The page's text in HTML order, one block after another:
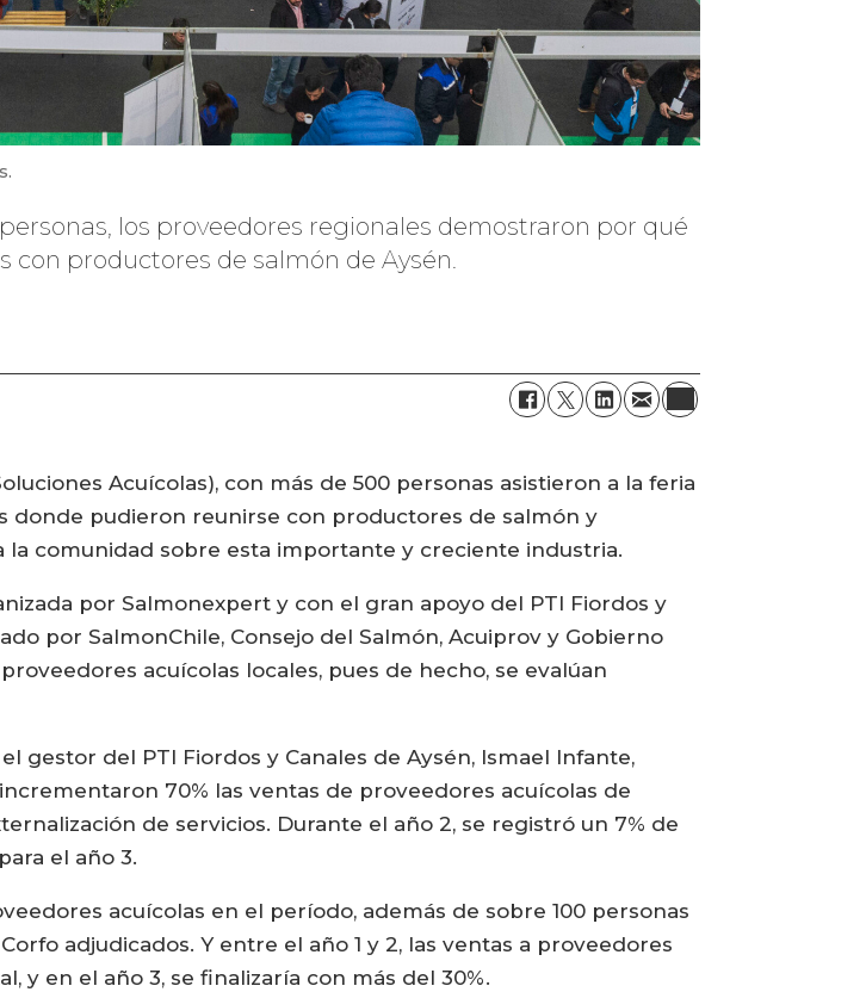
los proveedores regionales demostraron por qué
con productores de salmón de Aysén.
Acuícolas), con más de 500 personas asistieron a la feria
donde pudieron reunirse con productores de salmón y
la comunidad sobre esta importante y creciente industria.
por Salmonexpert y con el gran apoyo del PTI Fiordos y
por SalmonChile, Consejo del Salmón, Acuiprov y Gobierno
acuícolas locales, pues de hecho, se evalúan
gestor del PTI Fiordos y Canales de Aysén, Ismael Infante,
70% las ventas de proveedores acuícolas de
de servicios. Durante el año 2, se registró un 7% de
el año 3.
acuícolas en el período, además de sobre 100 personas
adjudicados. Y entre el año 1 y 2, las ventas a proveedores
y en el año 3, se finalizaría con más del 30%.